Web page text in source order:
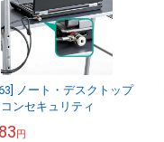
ノート・デスクトップ
ンセキュリティ
円